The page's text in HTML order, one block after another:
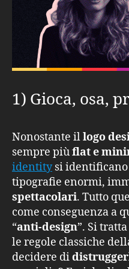
1) Gioca, osa,
Nonostante illogo
sempre piùflat e
identitysi
tipografie enormi,
spettacolari. Tutto
come conseguenza a
“anti-design”. Si
le regole classiche
decidere di